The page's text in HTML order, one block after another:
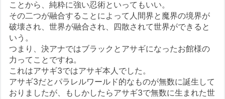
ことから、純粋に強い忍術といってもいい。
その二つが融合することによって人間界と魔界の境界が
破壊され、世界が融合され、四散されて世界ができると
いう。
つまり、決アナではブラックとアサギになったお館様の
力ってことですね。
これはアサギ3ではアサギ本人でした。
アサギ3だとパラレルワールド的なものが無数に誕生して
おりましたが、もしかしたらアサギ3で無数に生まれた世